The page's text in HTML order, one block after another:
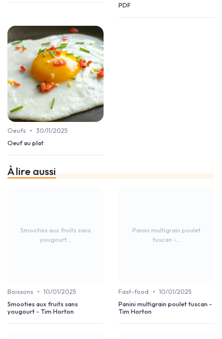
PDF
Oeufs • 30/11/2025
Oeuf au plat
À lire aussi
Smooties aux fruits sans
yougourt...
Boissons • 10/01/2025
Smooties aux fruits sans
yougourt - Tim Horton
Panini multigrain poulet
tuscan -...
Fast-food • 10/01/2025
Panini multigrain poulet tuscan -
Tim Horton